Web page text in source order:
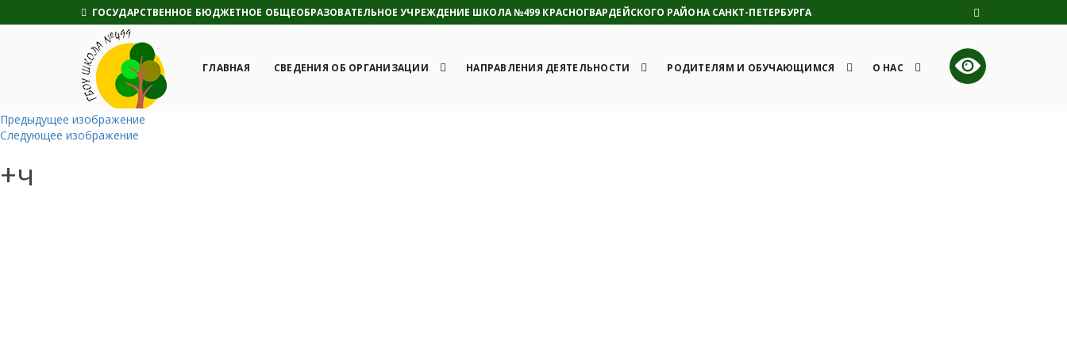
ГОСУДАРСТВЕННОЕ БЮДЖЕТНОЕ ОБЩЕОБРАЗОВАТЕЛЬНОЕ УЧРЕЖДЕНИЕ ШКОЛА №499 КРАСНОГВАРДЕЙСКОГО РАЙОНА САНКТ-ПЕТЕРБУРГА
ГЛАВНАЯ СВЕДЕНИЯ ОБ ОРГАНИЗАЦИИ НАПРАВЛЕНИЯ ДЕЯТЕЛЬНОСТИ РОДИТЕЛЯМ И ОБУЧАЮЩИМСЯ О НАС
Предыдущее изображение
Следующее изображение
+ч